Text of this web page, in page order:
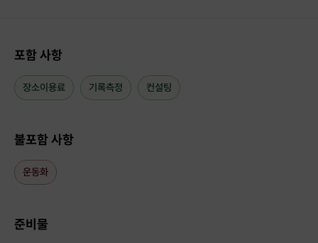
효율정도, 근력정도, 관절의 가동성 체크
포함 사항
장소이용료 기록측정 컨설팅
불포함 사항
운동화
준비물